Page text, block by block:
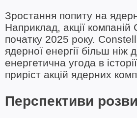
Зростання попиту на
Наприклад, акції
початку 2025 року.
ядерної енергії більш
енергетична угода в
приріст акцій ядерних
Перспективи